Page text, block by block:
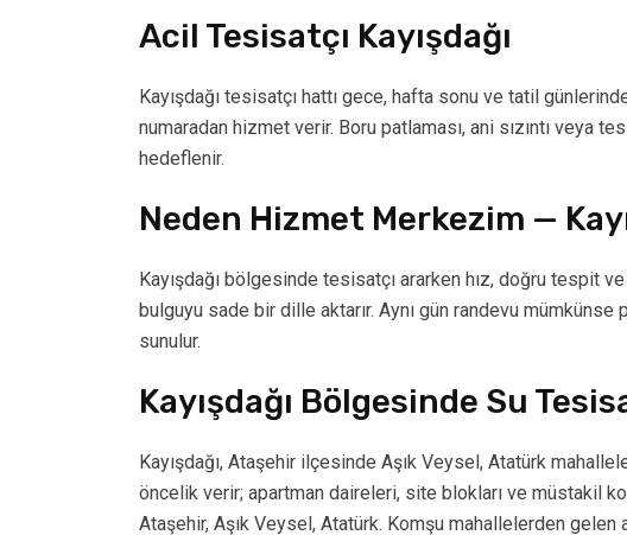
Acil Tesisatçı Kayışdağı
Kayışdağı tesisatçı hattı gece, hafta sonu ve tatil
numaradan hizmet verir. Boru patlaması, ani sızıntı veya
hedeflenir.
Neden Hizmet Merkezim —
Kayışdağı bölgesinde tesisatçı ararken hız, doğru tespit
bulguyu sade bir dille aktarır. Aynı gün randevu
sunulur.
Kayışdağı Bölgesinde Su
Kayışdağı, Ataşehir ilçesinde Aşık Veysel, Atatürk
öncelik verir; apartman daireleri, site blokları ve müstakil
Ataşehir, Aşık Veysel, Atatürk. Komşu mahallelerden